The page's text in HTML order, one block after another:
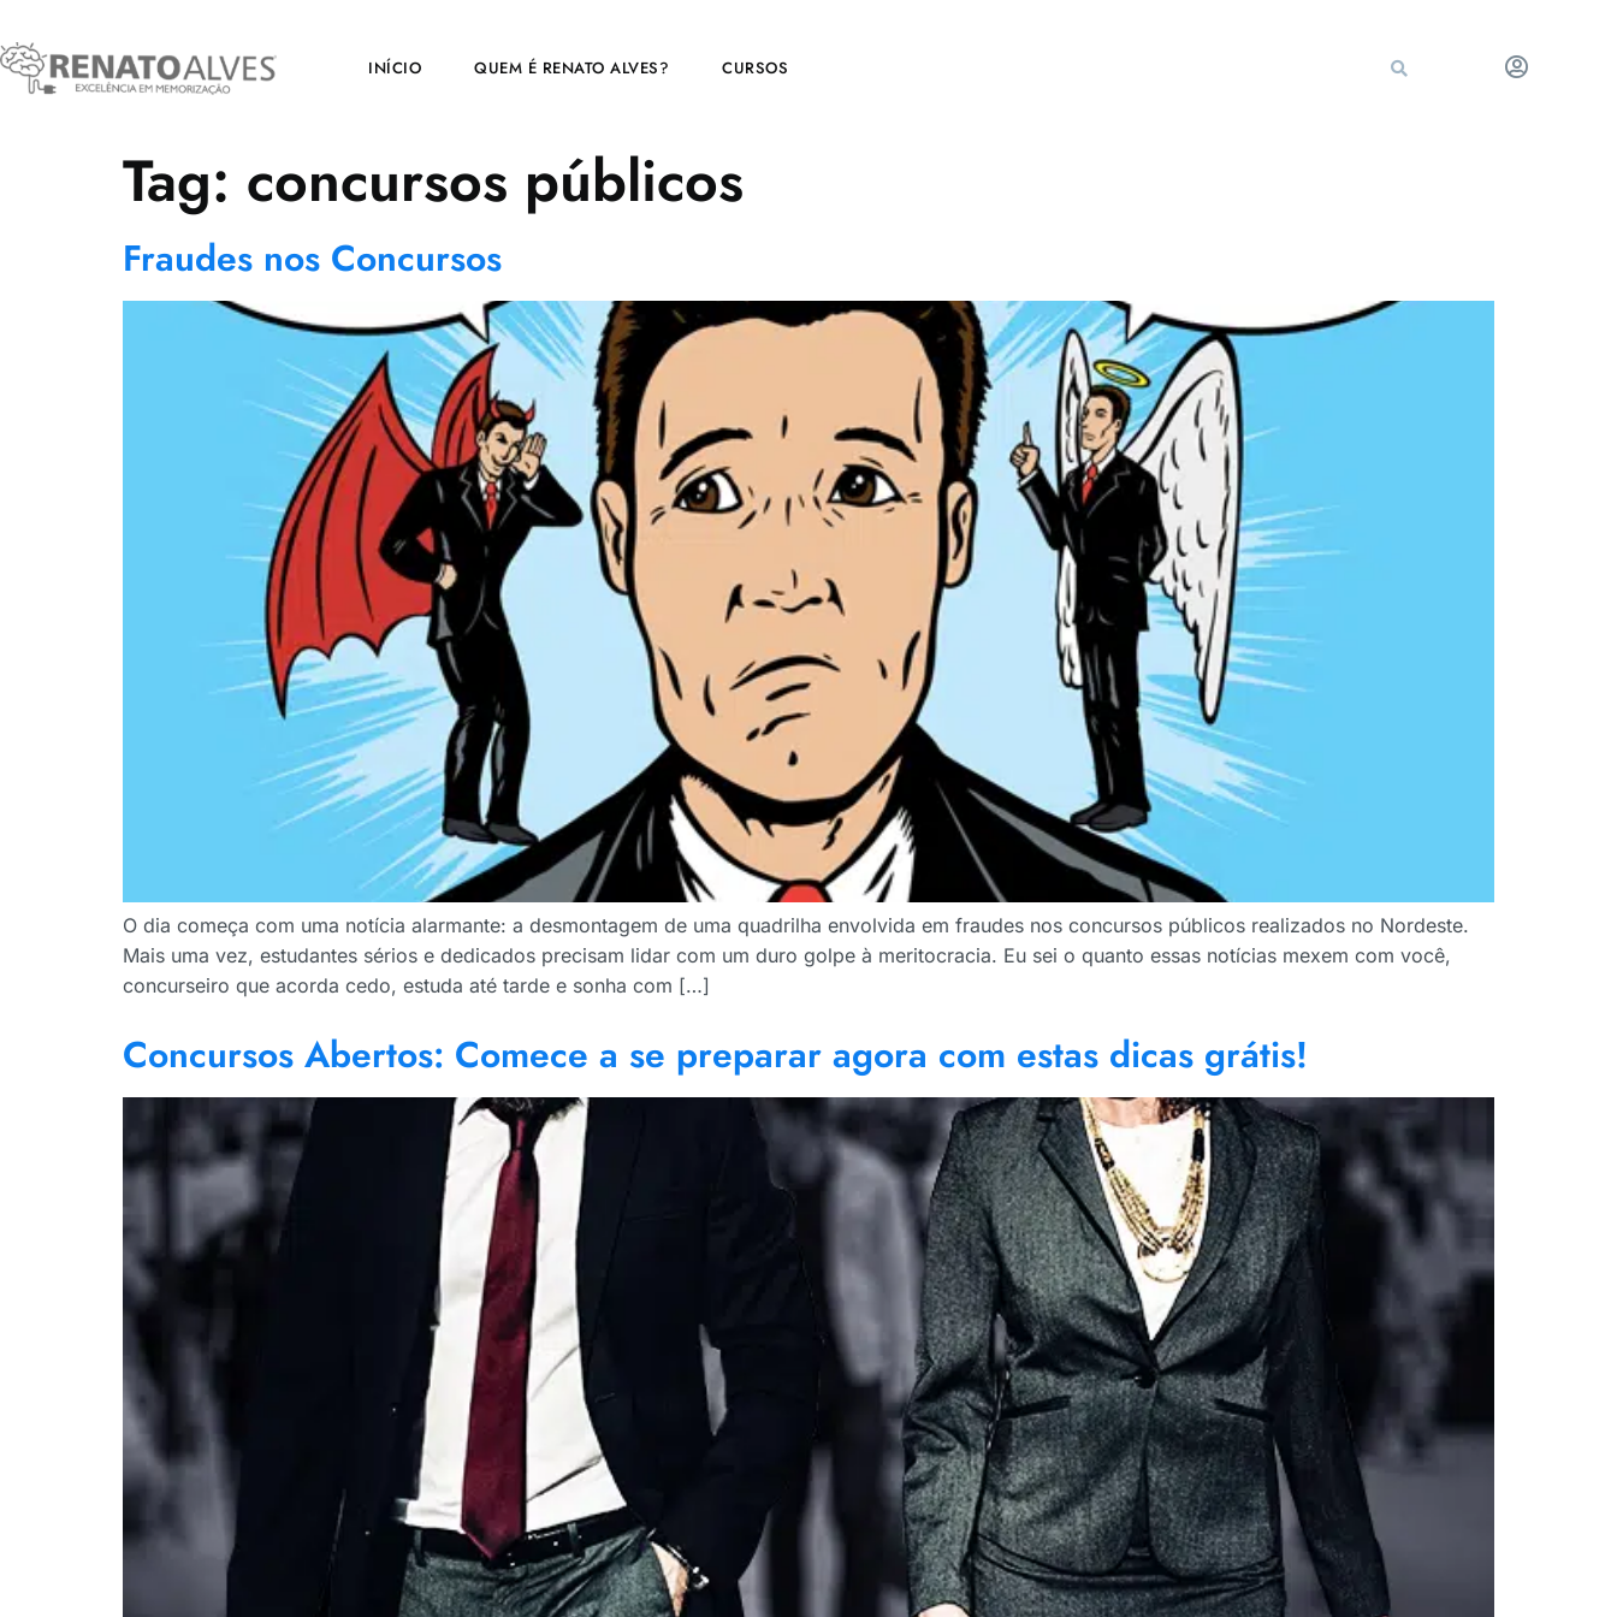
INÍCIO QUEM É RENATO ALVES? CURSOS
Tag: concursos públicos
Fraudes nos Concursos
O dia começa com uma notícia alarmante: a desmontagem de uma quadrilha envolvida em fraudes nos concursos públicos realizados no Nordeste.
Mais uma vez, estudantes sérios e dedicados precisam lidar com um duro golpe à meritocracia. Eu sei o quanto essas notícias mexem com você,
concurseiro que acorda cedo, estuda até tarde e sonha com […]
Concursos Abertos: Comece a se preparar agora com estas dicas grátis!